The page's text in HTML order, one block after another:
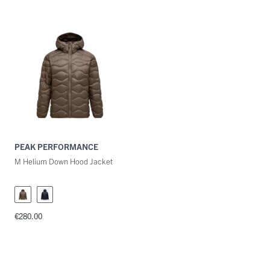
PEAK PERFORMANCE
M Helium Down Hood Jacket
€280.00